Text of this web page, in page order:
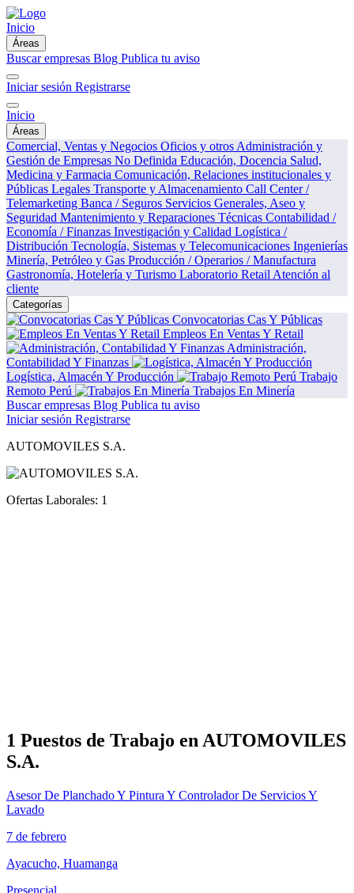
Inicio
Áreas
Buscar empresas Blog Publica tu aviso
Iniciar sesión Registrarse
Inicio
Áreas
Comercial, Ventas y Negocios Oficios y otros Administración y
Gestión de Empresas No Definida Educación, Docencia Salud,
Medicina y Farmacia Comunicación, Relaciones institucionales y
Públicas Legales Transporte y Almacenamiento Call Center /
Telemarketing Banca / Seguros Servicios Generales, Aseo y
Seguridad Mantenimiento y Reparaciones Técnicas Contabilidad /
Economía / Finanzas Investigación y Calidad Logística /
Distribución Tecnología, Sistemas y Telecomunicaciones Ingenierías
Minería, Petróleo y Gas Producción / Operarios / Manufactura
Gastronomía, Hotelería y Turismo Laboratorio Retail Atención al
cliente
Categorías
Convocatorias Cas Y Públicas
Empleos En Ventas Y Retail
Administración,
Contabilidad Y Finanzas
Logística, Almacén Y Producción
Trabajo
Remoto Perú
Trabajos En Minería
Buscar empresas Blog Publica tu aviso
Iniciar sesión Registrarse
AUTOMOVILES S.A.
Ofertas Laborales: 1
1 Puestos de Trabajo en AUTOMOVILES
S.A.
Asesor De Planchado Y Pintura Y Controlador De Servicios Y
Lavado
7 de febrero
Ayacucho, Huamanga
Presencial